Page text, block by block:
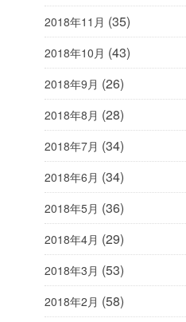
2018年11月 (35)
2018年10月 (43)
2018年9月 (26)
2018年8月 (28)
2018年7月 (34)
2018年6月 (34)
2018年5月 (36)
2018年4月 (29)
2018年3月 (53)
2018年2月 (58)